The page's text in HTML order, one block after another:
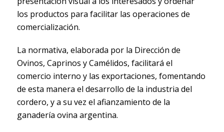
los productos para facilitar las operaciones de
comercialización.
La normativa, elaborada por la Dirección de
Ovinos, Caprinos y Camélidos, facilitará el
comercio interno y las exportaciones, fomentando
de esta manera el desarrollo de la industria del
cordero, y a su vez el afianzamiento de la
ganadería ovina argentina.